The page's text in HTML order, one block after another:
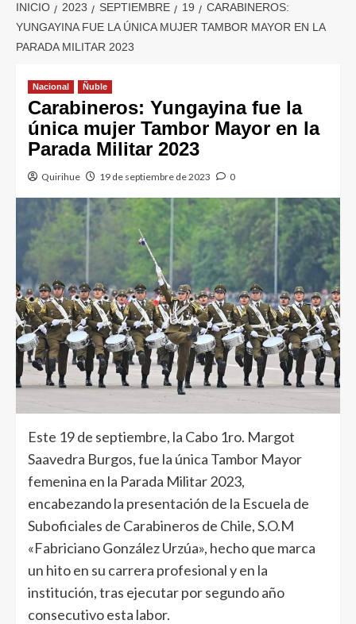
INICIO 2023 SEPTIEMBRE 19
CARABINEROS:
YUNGAYINA FUE LA ÚNICA MUJER TAMBOR MAYOR EN LA
PARADA MILITAR 2023
Nacional Ñuble
Carabineros: Yungayina fue la
única mujer Tambor Mayor en la
Parada Militar 2023
Quirihue 19 de septiembre de 2023 0
Este 19 de septiembre, la Cabo 1ro. Margot
Saavedra Burgos, fue la única Tambor Mayor
femenina en la Parada Militar 2023,
encabezando la presentación de la Escuela de
Suboficiales de Carabineros de Chile, S.O.M
«Fabriciano González Urzúa», hecho que marca
un hito en su carrera profesional y en la
institución, tras ejecutar por segundo año
consecutivo esta labor.